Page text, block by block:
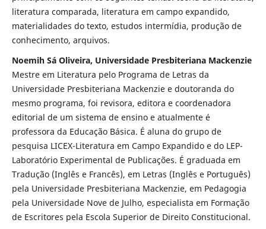
literatura comparada, literatura em campo expandido,
materialidades do texto, estudos intermídia, produção de
conhecimento, arquivos.
Noemih Sá Oliveira, Universidade Presbiteriana Mackenzie
Mestre em Literatura pelo Programa de Letras da
Universidade Presbiteriana Mackenzie e doutoranda do
mesmo programa, foi revisora, editora e coordenadora
editorial de um sistema de ensino e atualmente é
professora da Educação Básica. É aluna do grupo de
pesquisa LICEX-Literatura em Campo Expandido e do LEP-
Laboratório Experimental de Publicações. É graduada em
Tradução (Inglês e Francês), em Letras (Inglês e Português)
pela Universidade Presbiteriana Mackenzie, em Pedagogia
pela Universidade Nove de Julho, especialista em Formação
de Escritores pela Escola Superior de Direito Constitucional.